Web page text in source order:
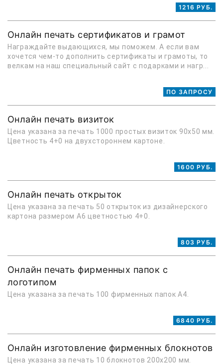
1216 РУБ.
Онлайн печать сертификатов и грамот
Награждайте выдающихся, мы поможем. А если вам
хочется чем-то дополнить сертификаты и грамоты, то
велкам на наш специальный сайт с подарками и нагр...
ПО ЗАПРОСУ
Онлайн печать визиток
Цена указана за печать 1000 простых визиток 90х50 мм.
Цветность 4+0 на двухстороннем картоне.
1600 РУБ.
Онлайн печать открыток
Цена указана за печать 50 открыток из дизайнерского
картона размером А6 цветностью 4+0.
803 РУБ.
Онлайн печать фирменных папок с
логотипом
Цена указана за печать 100 фирменных папок А4.
6840 РУБ.
Онлайн изготовление фирменных блокнотов
Цена указана за печать 10 блокнотов 200х200 мм.